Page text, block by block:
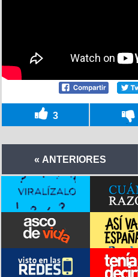
3
« ANTERIORES